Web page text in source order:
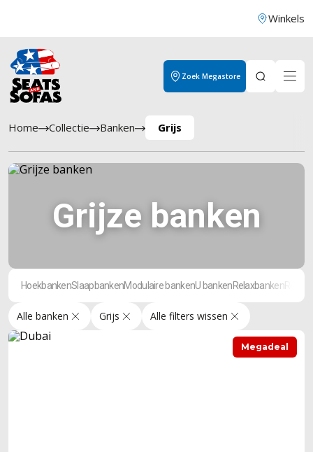
Winkels
Zoek Megastore
Home Collectie Banken Grijs
Grijze banken
HoekbankenSlaapbankenModulaire bankenU bankenRelaxbanken
Alle banken Grijs Alle filters wissen
Megadeal